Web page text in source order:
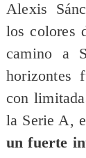
Alexis
los colores
camino a
horizontes
con
la Serie A, e
un fuerte